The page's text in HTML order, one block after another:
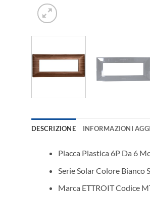
DESCRIZIONE INFORMAZIONI
Placca Plastica 6P Da 6
Serie Solar Colore Bianco
Marca ETTROIT Codice